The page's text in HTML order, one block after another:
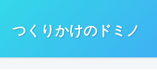
つくりかけのドミノ